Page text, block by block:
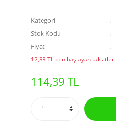
Kategori
Stok Kodu
Fiyat
12,33 TL den başlayan
114,39 TL